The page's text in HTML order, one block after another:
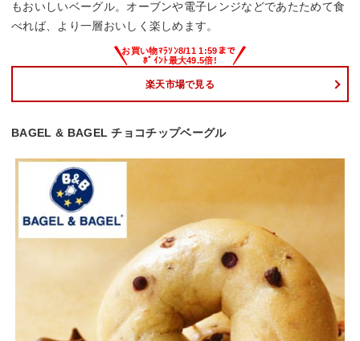
もおいしいベーグル。オーブンや電子レンジなどであたためて食
べれば、より一層おいしく楽しめます。
楽天市場で見る
BAGEL & BAGEL チョコチップベーグル